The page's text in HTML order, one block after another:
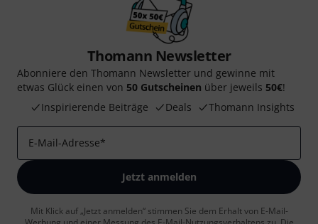
Thomann Newsletter
Abonniere den Thomann Newsletter und gewinne mit
etwas Glück einen von 50 Gutscheinen über jeweils 50€!
Inspirierende Beiträge
Deals Thomann Insights
E-Mail-Adresse*
Jetzt anmelden
Mit Klick auf „Jetzt anmelden“ stimmen Sie dem Erhalt von E-Mail-